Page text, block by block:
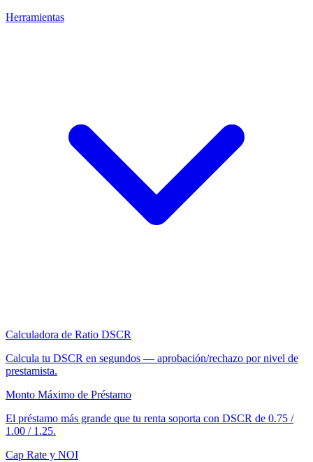
Herramientas
Calculadora de Ratio DSCR
Calcula tu DSCR en segundos — aprobación/rechazo por nivel de
prestamista.
Monto Máximo de Préstamo
El préstamo más grande que tu renta soporta con DSCR de 0.75 /
1.00 / 1.25.
Cap Rate y NOI